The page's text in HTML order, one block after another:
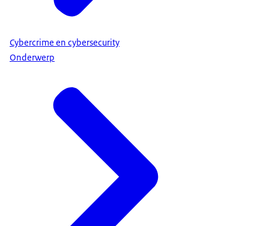
Cybercrime en cybersecurity
Onderwerp